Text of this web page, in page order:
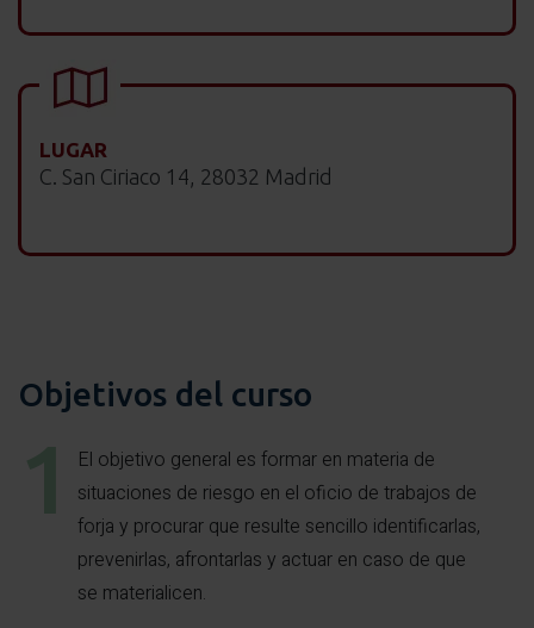
LUGAR
C. San Ciriaco 14, 28032 Madrid
Objetivos del curso
El objetivo general es formar en materia de
situaciones de riesgo en el oficio de trabajos de
forja y procurar que resulte sencillo identificarlas,
prevenirlas, afrontarlas y actuar en caso de que
se materialicen.